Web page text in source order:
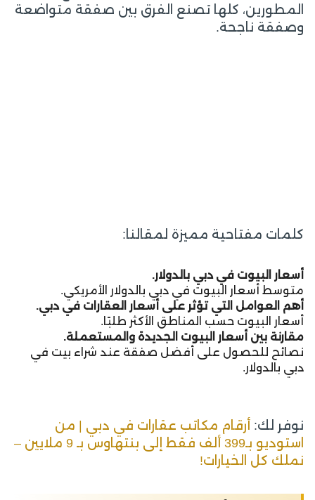
المطورين، كلها تصنع الفرق بين صفقة متواضعة
وصفقة ناجحة.
كلمات مفتاحية مميزة لمقالنا:
أسعار البيوت في دبي بالدولار.
متوسط أسعار البيوت في دبي بالدولار الأمريكي.
أهم العوامل التي تؤثر على أسعار العقارات في دبي.
أسعار البيوت حسب المناطق الأكثر طلبًا.
مقارنة بين أسعار البيوت الجديدة والمستعملة.
نصائح للحصول على أفضل صفقة عند شراء بيت في
دبي بالدولار.
نوفر لك: أرقام مكاتب عقارات في دبي | من
استوديو بـ399 ألف فقط إلى بنتهاوس بـ 9 ملايين –
نملك كل الخيارات!